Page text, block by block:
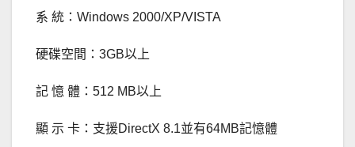
系 統：Windows 2000/XP/VISTA
硬碟空間：3GB以上
記 憶 體：512 MB以上
顯 示 卡：支援DirectX 8.1並有64MB記憶體